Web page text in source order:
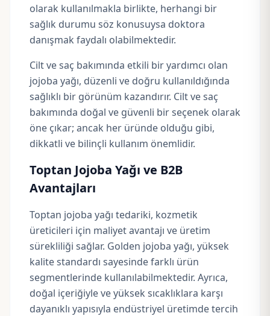
olarak kullanılmakla birlikte, herhangi bir
sağlık durumu söz konusuysa doktora
danışmak faydalı olabilmektedir.
Cilt ve saç bakımında etkili bir yardımcı olan
jojoba yağı, düzenli ve doğru kullanıldığında
sağlıklı bir görünüm kazandırır. Cilt ve saç
bakımında doğal ve güvenli bir seçenek olarak
öne çıkar; ancak her üründe olduğu gibi,
dikkatli ve bilinçli kullanım önemlidir.
Toptan Jojoba Yağı ve B2B
Avantajları
Toptan jojoba yağı tedariki, kozmetik
üreticileri için maliyet avantajı ve üretim
sürekliliği sağlar. Golden jojoba yağı, yüksek
kalite standardı sayesinde farklı ürün
segmentlerinde kullanılabilmektedir. Ayrıca,
doğal içeriğiyle ve yüksek sıcaklıklara karşı
dayanıklı yapısıyla endüstriyel üretimde tercih